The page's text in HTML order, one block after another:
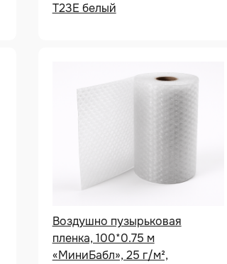
Т23Е белый
Воздушно пузырьковая
пленка, 100*0.75 м
«МиниБабл», 25 г/м²,